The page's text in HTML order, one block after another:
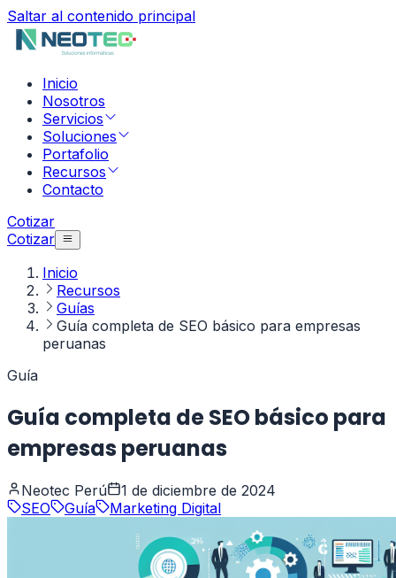
Saltar al contenido principal
Inicio
Nosotros
Servicios
Soluciones
Portafolio
Recursos
Contacto
Cotizar
Cotizar
Inicio
Recursos
Guías
Guía completa de SEO básico para empresas
peruanas
Guía
Guía completa de SEO básico para
empresas peruanas
Neotec Perú
1 de diciembre de 2024
SEO
Guía Marketing Digital